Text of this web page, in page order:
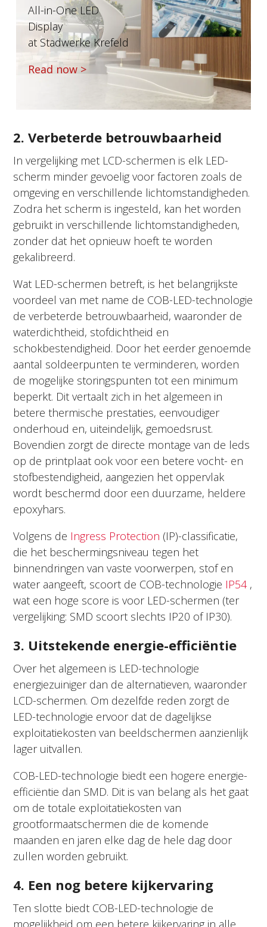
All-in-One LED
Display
at Stadwerke Krefeld
Read now >
2. Verbeterde betrouwbaarheid
In vergelijking met LCD-schermen is elk LED-
scherm minder gevoelig voor factoren zoals de
omgeving en verschillende lichtomstandigheden.
Zodra het scherm is ingesteld, kan het worden
gebruikt in verschillende lichtomstandigheden,
zonder dat het opnieuw hoeft te worden
gekalibreerd.
Wat LED-schermen betreft, is het belangrijkste
voordeel van met name de COB-LED-technologie
de verbeterde betrouwbaarheid, waaronder de
waterdichtheid, stofdichtheid en
schokbestendigheid. Door het eerder genoemde
aantal soldeerpunten te verminderen, worden
de mogelijke storingspunten tot een minimum
beperkt. Dit vertaalt zich in het algemeen in
betere thermische prestaties, eenvoudiger
onderhoud en, uiteindelijk, gemoedsrust.
Bovendien zorgt de directe montage van de leds
op de printplaat ook voor een betere vocht- en
stofbestendigheid, aangezien het oppervlak
wordt beschermd door een duurzame, heldere
epoxyhars.
Volgens de Ingress Protection (IP)-classificatie,
die het beschermingsniveau tegen het
binnendringen van vaste voorwerpen, stof en
water aangeeft, scoort de COB-technologie IP54,
wat een hoge score is voor LED-schermen (ter
vergelijking: SMD scoort slechts IP20 of IP30).
3. Uitstekende energie-efficiëntie
Over het algemeen is LED-technologie
energiezuiniger dan de alternatieven, waaronder
LCD-schermen. Om dezelfde reden zorgt de
LED-technologie ervoor dat de dagelijkse
exploitatiekosten van beeldschermen aanzienlijk
lager uitvallen.
COB-LED-technologie biedt een hogere energie-
efficiëntie dan SMD. Dit is van belang als het gaat
om de totale exploitatiekosten van
grootformaatschermen die de komende
maanden en jaren elke dag de hele dag door
zullen worden gebruikt.
4. Een nog betere kijkervaring
Ten slotte biedt COB-LED-technologie de
mogelijkheid om een betere kijkervaring in alle